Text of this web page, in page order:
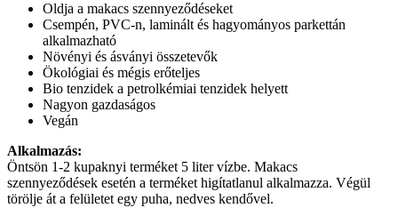
Oldja a makacs szennyeződéseket
Csempén, PVC-n, laminált és hagyományos parkettán
alkalmazható
Növényi és ásványi összetevők
Ökológiai és mégis erőteljes
Bio tenzidek a petrolkémiai tenzidek helyett
Nagyon gazdaságos
Vegán
Alkalmazás:
Öntsön 1-2 kupaknyi terméket 5 liter vízbe. Makacs
szennyeződések esetén a terméket higítatlanul alkalmazza. Végül
törölje át a felületet egy puha, nedves kendővel.